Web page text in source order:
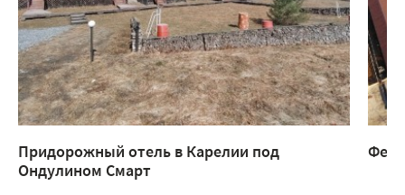
Придорожный отель в Карелии под
Ондулином Смарт